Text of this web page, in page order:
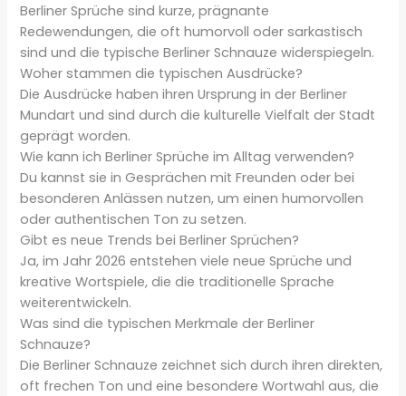
Berliner Sprüche sind kurze, prägnante
Redewendungen, die oft humorvoll oder sarkastisch
sind und die typische Berliner Schnauze widerspiegeln.
Woher stammen die typischen Ausdrücke?
Die Ausdrücke haben ihren Ursprung in der Berliner
Mundart und sind durch die kulturelle Vielfalt der Stadt
geprägt worden.
Wie kann ich Berliner Sprüche im Alltag verwenden?
Du kannst sie in Gesprächen mit Freunden oder bei
besonderen Anlässen nutzen, um einen humorvollen
oder authentischen Ton zu setzen.
Gibt es neue Trends bei Berliner Sprüchen?
Ja, im Jahr 2026 entstehen viele neue Sprüche und
kreative Wortspiele, die die traditionelle Sprache
weiterentwickeln.
Was sind die typischen Merkmale der Berliner
Schnauze?
Die Berliner Schnauze zeichnet sich durch ihren direkten,
oft frechen Ton und eine besondere Wortwahl aus, die